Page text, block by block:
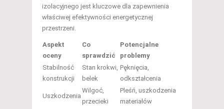
izolacyjnego jest kluczowe dla zapewnienia
właściwej efektywności energetycznej
przestrzeni.
Aspekt
oceny
Co
sprawdzić
Potencjalne
problemy
Stabilność
konstrukcji
Stan krokwi,
belek
Pęknięcia,
odkształcenia
Uszkodzenia
Wilgoć,
przecieki
Pleśń, uszkodzenia
materiałów